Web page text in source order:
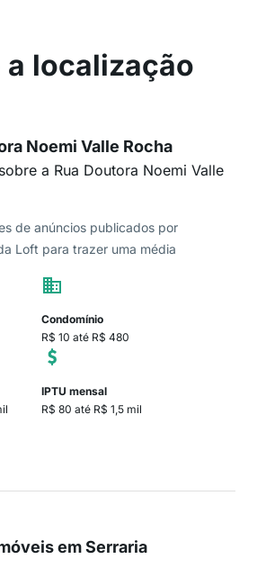
a localização
Noemi Valle Rocha
a Rua Doutora Noemi Valle
de anúncios publicados por
Loft para trazer uma média
Condomínio
R$ 10 até R$ 480
IPTU mensal
R$ 80 até R$ 1,5 mil
em Serraria